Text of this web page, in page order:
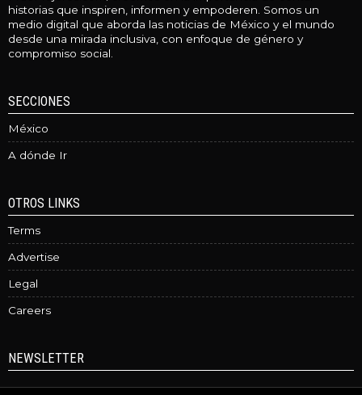
historias que inspiren, informen y empoderen. Somos un
medio digital que aborda las noticias de México y el mundo
desde una mirada inclusiva, con enfoque de género y
compromiso social.
SECCIONES
México
A dónde Ir
OTROS LINKS
Terms
Advertise
Legal
Careers
NEWSLETTER